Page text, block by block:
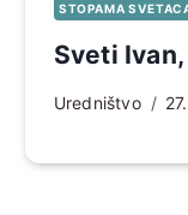
STOPAMA
Sveti
Uredništvo